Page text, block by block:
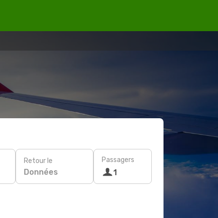
Retour le
Données
Passagers
1